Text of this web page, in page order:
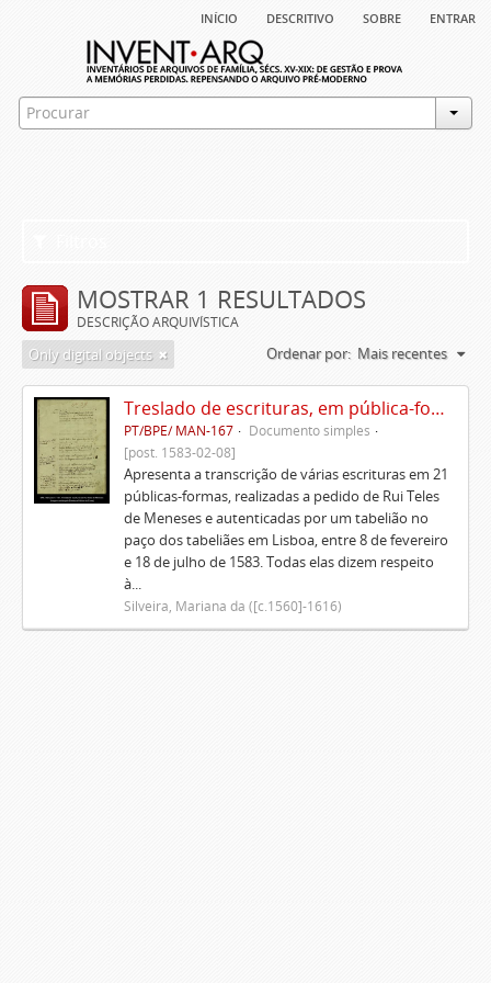
início descritivo sobre entrar
MOSTRAR 1 RESULTADOS
DESCRIÇÃO ARQUIVÍSTICA
Only digital objects Ordenar por: Mais recentes
Treslado de escrituras, em pública-forma, de Rui Teles de Meneses
PT/BPE/ MAN-167
Documento simples
[post. 1583-02-08]
Apresenta a transcrição de várias escrituras em 21
públicas-formas, realizadas a pedido de Rui Teles
de Meneses e autenticadas por um tabelião no
paço dos tabeliães em Lisboa, entre 8 de fevereiro
e 18 de julho de 1583. Todas elas dizem respeito
à...
Silveira, Mariana da ([c.1560]-1616)